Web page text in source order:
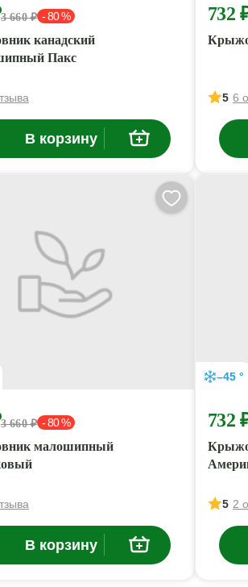
3 660 ₽ - 80 %
канадский
Пакс
В корзину
732
5 6
3 660 ₽ - 80 %
малошипный
В корзину
–45 °
732
5 2